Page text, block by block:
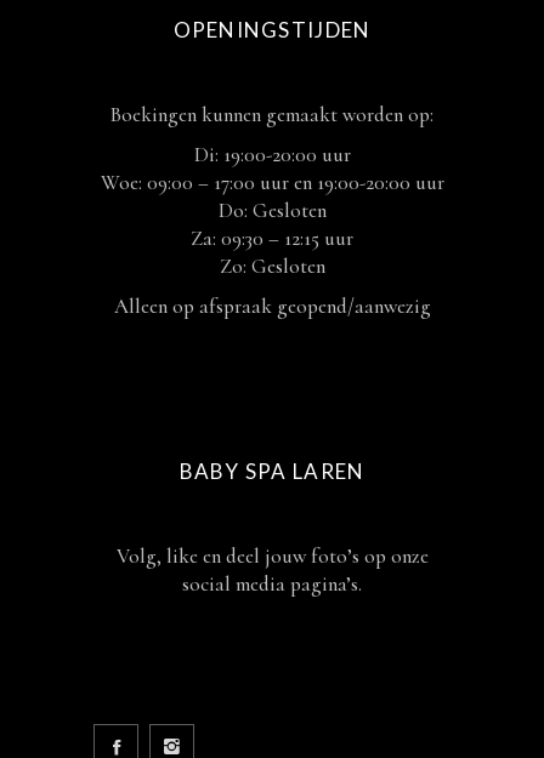
OPENINGSTIJDEN
Boekingen kunnen gemaakt worden op:
Di: 19:00-20:00 uur
Woe: 09:00 – 17:00 uur en 19:00-20:00 uur
Do: Gesloten
Za: 09:30 – 12:15 uur
Zo: Gesloten
Alleen op afspraak geopend/aanwezig
BABY SPA LAREN
Volg, like en deel jouw foto’s op onze
social media pagina’s.